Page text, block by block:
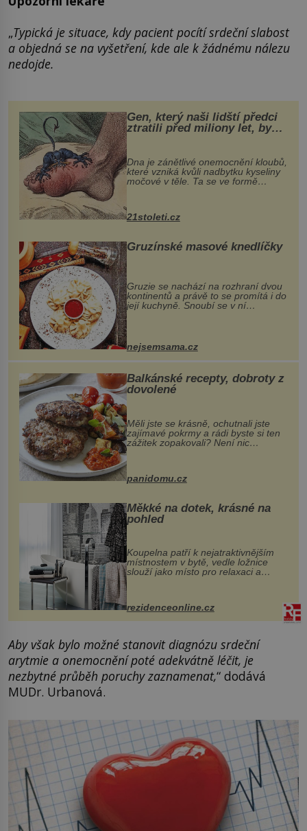
„Typická je situace, kdy pacient pocítí srdeční slabost
a objedná se na vyšetření, kde ale k žádnému nálezu
nedojde.
Gen, který naši lidští předci
ztratili před miliony let, by
mohl pomoci s léčbou
„nemoci králů“
Dna je zánětlivé onemocnění kloubů,
které vzniká kvůli nadbytku kyseliny
močové v těle. Ta se ve formě
nohou, a způsobuje bole...
21stoleti.cz
Gruzínské masové knedlíčky
Gruzie se nachází na rozhraní dvou
kontinentů a právě to se promítá i do
její kuchyně. Snoubí se v ní
evropské a asijské chutě a díky tomu
pokrmy, které rozhodně st...
nejsemsama.cz
Balkánské recepty, dobroty z
dovolené
Měli jste se krásně, ochutnali jste
zajímavé pokrmy a rádi byste si ten
zážitek zopakovali? Není nic
snazšího. Pljeskavica (10 porcí)
Možná jste ji ochutnali na dovolené v
panidomu.cz
Měkké na dotek, krásné na
pohled
Koupelna patří k nejatraktivnějším
místnostem v bytě, vedle ložnice
slouží jako místo pro relaxaci a
odpočinek. Koupelnový textil –
ručníky, osušky a koberečky –
proutku...
rezidenceonline.cz
Aby však bylo možné stanovit diagnózu srdeční
arytmie a onemocnění poté adekvátně léčit, je
nezbytné průběh poruchy zaznamenat,“ dodává
MUDr. Urbanová.